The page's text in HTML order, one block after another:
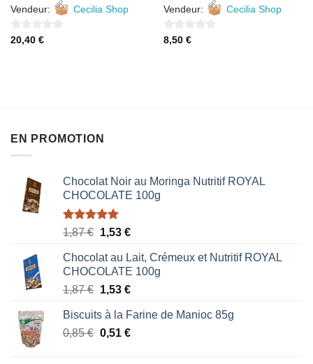
Vendeur: Cecilia Shop
0
20,40 €
Vendeur: Cecilia Shop
0
8,50 €
EN PROMOTION
Chocolat Noir au Moringa Nutritif ROYAL
CHOCOLATE 100g
Note5.00
1,87€ Le
initial
était :
1,87 €.
1,53 €Le
actuel
est :
1,53 €.
Chocolat au Lait, Crémeux et Nutritif ROYAL
CHOCOLATE 100g
1,87€ Le
initial
était :
1,53 €Le
actuel
est :
Biscuits à la Farine de Manioc 85g
0,85€ Le
0,51 €Le